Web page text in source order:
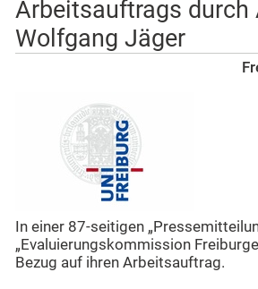
Arbeitsauftrags durch
Wolfgang Jäger
In einer 87-seitigen
„Evaluierungskommission
Bezug auf ihren Arbeitsauftrag.